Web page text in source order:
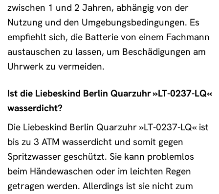
zwischen 1 und 2 Jahren, abhängig von der
Nutzung und den Umgebungsbedingungen. Es
empfiehlt sich, die Batterie von einem Fachmann
austauschen zu lassen, um Beschädigungen am
Uhrwerk zu vermeiden.
Ist die Liebeskind Berlin Quarzuhr »LT-0237-LQ«
wasserdicht?
Die Liebeskind Berlin Quarzuhr »LT-0237-LQ« ist
bis zu 3 ATM wasserdicht und somit gegen
Spritzwasser geschützt. Sie kann problemlos
beim Händewaschen oder im leichten Regen
getragen werden. Allerdings ist sie nicht zum